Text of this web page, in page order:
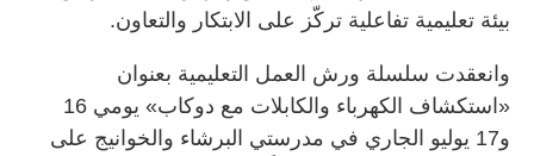
بيئة تعليمية تفاعلية تركّز على الابتكار والتعاون.
وانعقدت سلسلة ورش العمل التعليمية بعنوان
«استكشاف الكهرباء والكابلات مع دوكاب» يومي 16
و17 يوليو الجاري في مدرستي البرشاء والخوانيج على